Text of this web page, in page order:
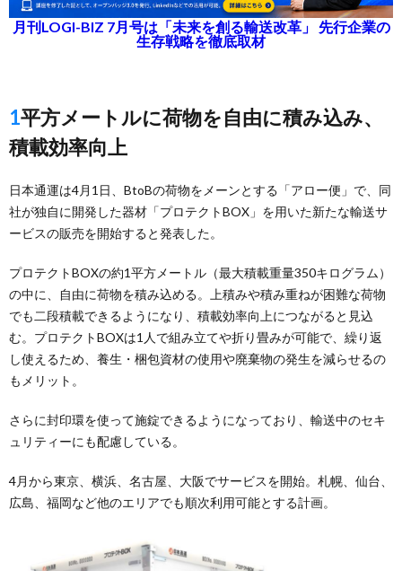
月刊LOGI-BIZ 7月号は「未来を創る輸送改革」 先行企業の
生存戦略を徹底取材
1平方メートルに荷物を自由に積み込み、
積載効率向上
日本通運は4月1日、BtoBの荷物をメーンとする「アロー便」で、同
社が独自に開発した器材「プロテクトBOX」を用いた新たな輸送サ
ービスの販売を開始すると発表した。
プロテクトBOXの約1平方メートル（最大積載重量350キログラム）
の中に、自由に荷物を積み込める。上積みや積み重ねが困難な荷物
でも二段積載できるようになり、積載効率向上につながると見込
む。プロテクトBOXは1人で組み立てや折り畳みが可能で、繰り返
し使えるため、養生・梱包資材の使用や廃棄物の発生を減らせるの
もメリット。
さらに封印環を使って施錠できるようになっており、輸送中のセキ
ュリティーにも配慮している。
4月から東京、横浜、名古屋、大阪でサービスを開始。札幌、仙台、
広島、福岡など他のエリアでも順次利用可能とする計画。